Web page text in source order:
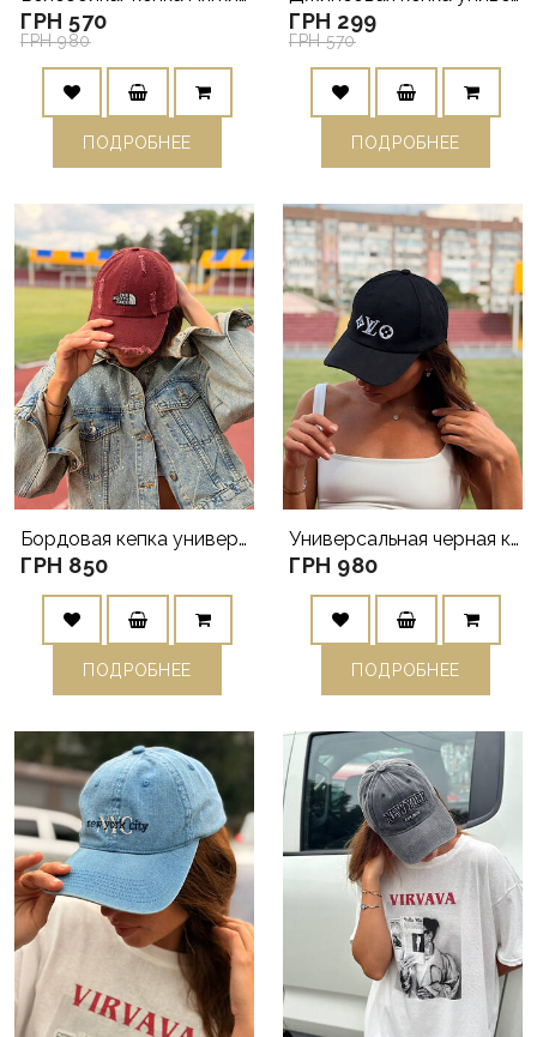
ГРН 570
ГРН 980
ПОДРОБНЕЕ
ГРН 299
ГРН 570
ПОДРОБНЕЕ
Бордовая кепка универсальная мягкий деним
ГРН 850
ПОДРОБНЕЕ
Универсальная черная кепка с белым LV 26
ГРН 980
ПОДРОБНЕЕ